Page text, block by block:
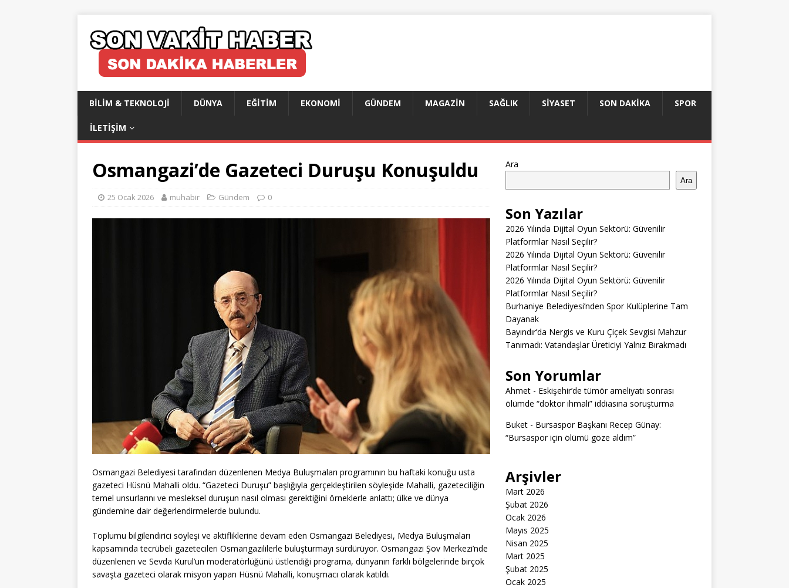
BILIM & TEKNOLOJI DÜNYA EĞITIM EKONOMI GÜNDEM MAGAZIN SAĞLIK SIYASET SON DAKIKA SPOR
İLETIŞIM
Osmangazi’de Gazeteci Duruşu Konuşuldu
25 Ocak 2026 muhabir Gündem 0
Osmangazi Belediyesi tarafından düzenlenen Medya Buluşmaları programının bu haftaki konuğu usta
gazeteci Hüsnü Mahalli oldu. “Gazeteci Duruşu” başlığıyla gerçekleştirilen söyleşide Mahalli, gazeteciliğin
temel unsurlarını ve mesleksel duruşun nasıl olması gerektiğini örneklerle anlattı; ülke ve dünya
gündemine dair değerlendirmelerde bulundu.
Toplumu bilgilendirici söyleşi ve aktifliklerine devam eden Osmangazi Belediyesi, Medya Buluşmaları
kapsamında tecrübeli gazetecileri Osmangazililerle buluşturmayı sürdürüyor. Osmangazi Şov Merkezi’nde
düzenlenen ve Sevda Kurul’un moderatörlüğünü üstlendiği programa, dünyanın farklı bölgelerinde birçok
savaşta gazeteci olarak misyon yapan Hüsnü Mahalli, konuşmacı olarak katıldı.
Ara
Ara
Son Yazılar
2026 Yılında Dijital Oyun Sektörü: Güvenilir
Platformlar Nasıl Seçilir?
2026 Yılında Dijital Oyun Sektörü: Güvenilir
Platformlar Nasıl Seçilir?
2026 Yılında Dijital Oyun Sektörü: Güvenilir
Platformlar Nasıl Seçilir?
Burhaniye Belediyesi’nden Spor Kulüplerine Tam
Dayanak
Bayındır’da Nergis ve Kuru Çiçek Sevgisi Mahzur
Tanımadı: Vatandaşlar Üreticiyi Yalnız Bırakmadı
Son Yorumlar
Ahmet- Eskişehir’de tümör ameliyatı sonrası
ölümde “doktor ihmali” iddiasına soruşturma
Buket- Bursaspor Başkanı Recep Günay:
“Bursaspor için ölümü göze aldım”
Arşivler
Mart 2026
Şubat 2026
Ocak 2026
Mayıs 2025
Nisan 2025
Mart 2025
Şubat 2025
Ocak 2025